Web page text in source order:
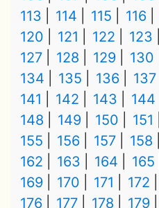
113
114 115 116
120
121 122 123
127
128 129 130
134
135 136 137
141
142 143 144
148
149 150 151
155
156 157 158
162
163 164 165
169
170 171 172
176
177 178 179